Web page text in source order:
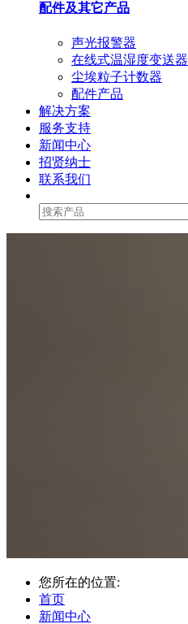
配件及其它产品
声光报警器
在线式温湿度变送器
尘埃粒子计数器
配件产品
解决方案
服务支持
新闻中心
招贤纳士
联系我们
您所在的位置:
首页
新闻中心